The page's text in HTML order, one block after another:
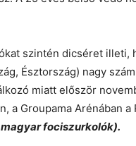
szintén dicséret illeti,
Észtország) nagy
miatt először
a Groupama Arénában a
fo­ci­szur­ko­lók).